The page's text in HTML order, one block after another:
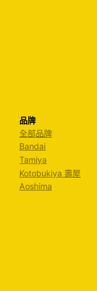
品牌
全部品牌
Bandai
Tamiya
Kotobukiya 壽屋
Aoshima